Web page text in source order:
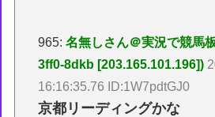
965:名無しさん＠実況で競馬
3ff0-8dkb [203.165.101.196])
16:16:35.76 ID:1W7pdtGJ0
京都リーディングかな